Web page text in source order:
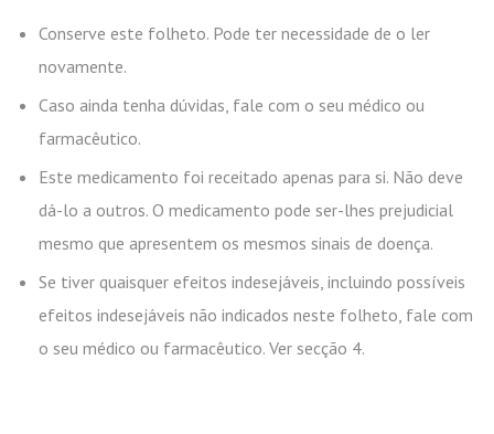
Conserve este folheto. Pode ter necessidade de o ler
novamente.
Caso ainda tenha dúvidas, fale com o seu médico ou
farmacêutico.
Este medicamento foi receitado apenas para si. Não deve
dá-lo a outros. O medicamento pode ser-lhes prejudicial
mesmo que apresentem os mesmos sinais de doença.
Se tiver quaisquer efeitos indesejáveis, incluindo possíveis
efeitos indesejáveis não indicados neste folheto, fale com
o seu médico ou farmacêutico. Ver secção 4.